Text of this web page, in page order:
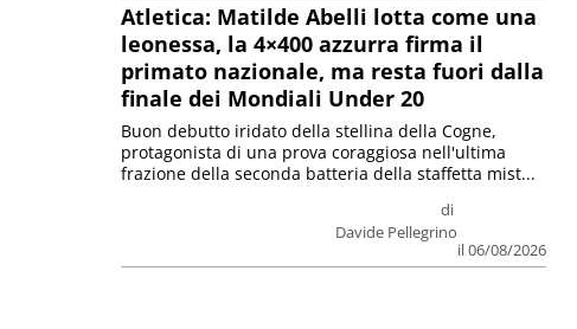
Atletica: Matilde Abelli lotta come una
leonessa, la 4×400 azzurra firma il
primato nazionale, ma resta fuori dalla
finale dei Mondiali Under 20
di
Davide Pellegrino
il 06/08/2026
Buon debutto iridato della stellina della Cogne,
protagonista di una prova coraggiosa nell'ultima
frazione della seconda batteria della staffetta mist...